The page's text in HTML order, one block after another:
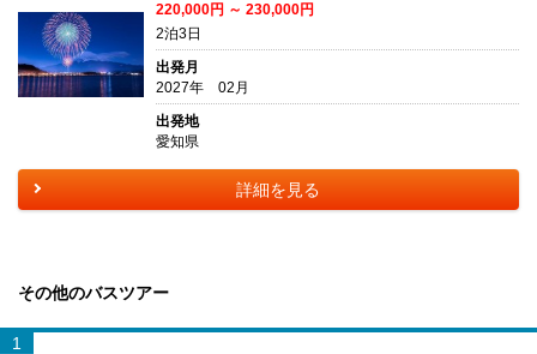
220,000円 ～ 230,000円
2泊3日
出発月
2027年 02月
出発地
愛知県
詳細を見る
その他のバスツアー
1